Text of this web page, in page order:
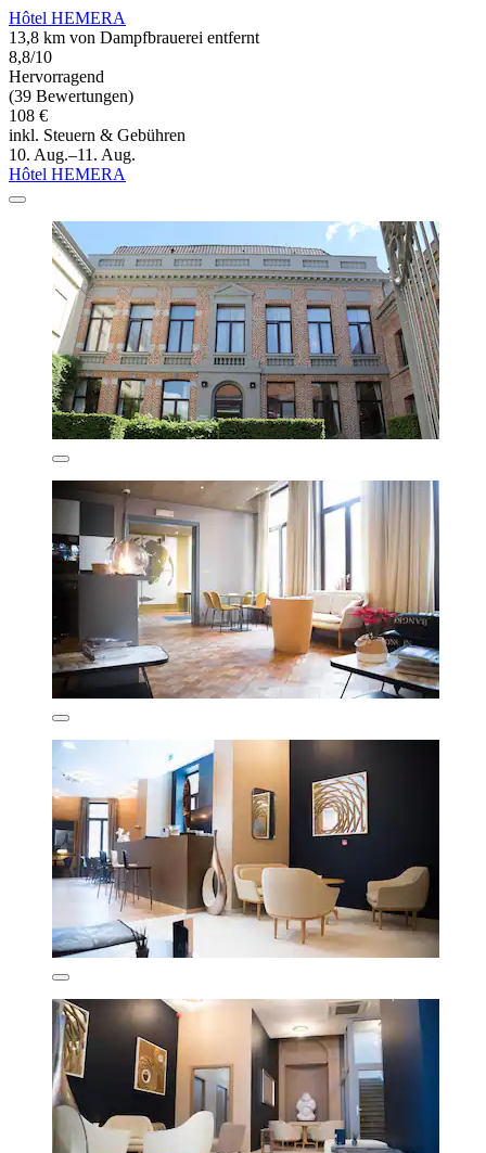
Hôtel HEMERA
13,8 km von Dampfbrauerei entfernt
8,8/10
Hervorragend
(39 Bewertungen)
108 €
inkl. Steuern & Gebühren
10. Aug.–11. Aug.
Hôtel HEMERA